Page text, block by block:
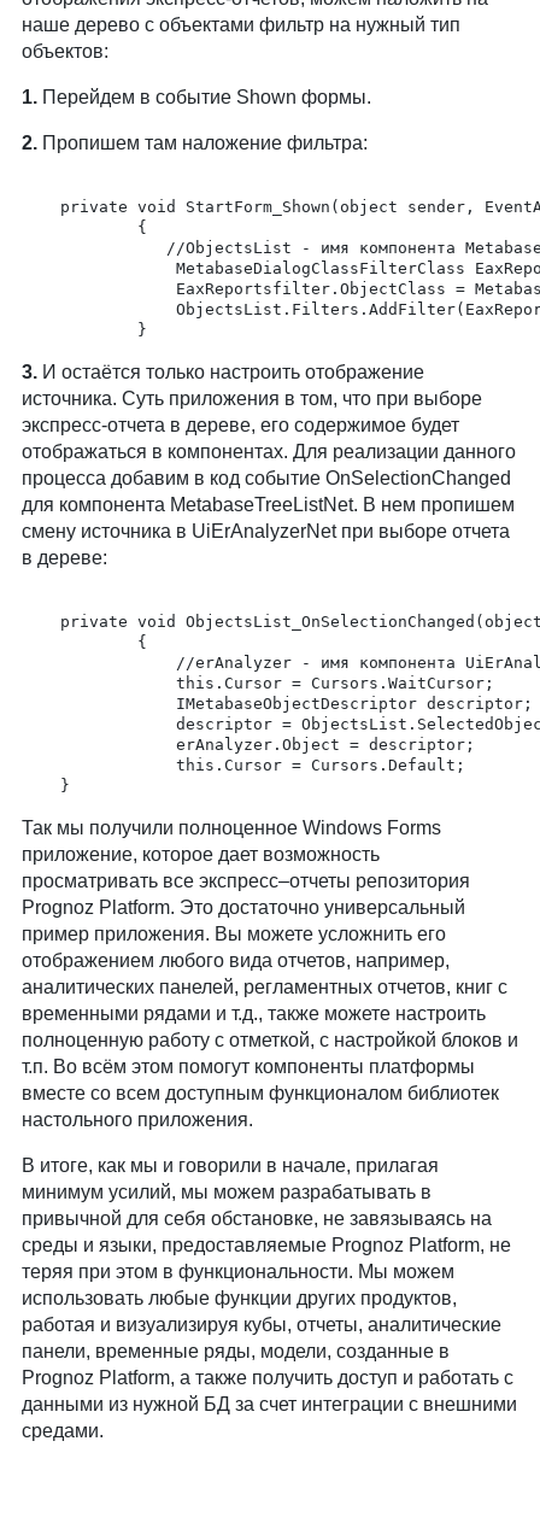
наше дерево с объектами фильтр на нужный тип
объектов:
1. Перейдем в событие Shown формы.
2. Пропишем там наложение фильтра:
3. И остаётся только настроить отображение
источника. Суть приложения в том, что при выборе
экспресс-отчета в дереве, его содержимое будет
отображаться в компонентах. Для реализации данного
процесса добавим в код событие OnSelectionChanged
для компонента MetabaseTreeListNet. В нем пропишем
смену источника в UiErAnalyzerNet при выборе отчета
в дереве:
Так мы получили полноценное Windows Forms
приложение, которое дает возможность
просматривать все экспресс–отчеты репозитория
Prognoz Platform. Это достаточно универсальный
пример приложения. Вы можете усложнить его
отображением любого вида отчетов, например,
аналитических панелей, регламентных отчетов, книг с
временными рядами и т.д., также можете настроить
полноценную работу с отметкой, с настройкой блоков и
т.п. Во всём этом помогут компоненты платформы
вместе со всем доступным функционалом библиотек
настольного приложения.
В итоге, как мы и говорили в начале, прилагая
минимум усилий, мы можем разрабатывать в
привычной для себя обстановке, не завязываясь на
среды и языки, предоставляемые Prognoz Platform, не
теряя при этом в функциональности. Мы можем
использовать любые функции других продуктов,
работая и визуализируя кубы, отчеты, аналитические
панели, временные ряды, модели, созданные в
Prognoz Platform, а также получить доступ и работать с
данными из нужной БД за счет интеграции с внешними
средами.